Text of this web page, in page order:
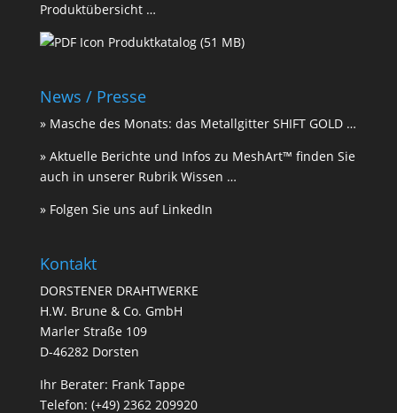
Produktübersicht …
Produktkatalog (51 MB)
News / Presse
» Masche des Monats: das Metallgitter SHIFT GOLD…
» Aktuelle Berichte und Infos zu MeshArt™ finden Sie
auch in unserer Rubrik Wissen …
» Folgen Sie uns auf LinkedIn
Kontakt
DORSTENER DRAHTWERKE
H.W. Brune & Co. GmbH
Marler Straße 109
D-46282 Dorsten
Ihr Berater: Frank Tappe
Telefon: (+49) 2362 209920